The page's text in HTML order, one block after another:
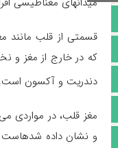
آپارات
اینستاگرام
مجوز سایت
قسمتی از قلب مانند
که در خارج از مغز و
دندریت و آکسون است.
مغز قلب، در مواردی
و نشان داده شده­است